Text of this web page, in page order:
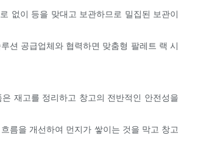
없이 등을 맞대고 보관하므로 밀집된 보관이
션 공급업체와 협력하면 맞춤형 팔레트 랙 시
재고를 정리하고 창고의 전반적인 안전성을
름을 개선하여 먼지가 쌓이는 것을 막고 창고